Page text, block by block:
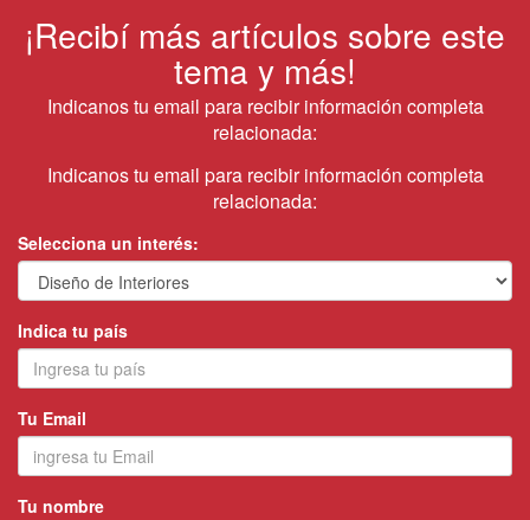
¡Recibí más artículos sobre este
tema y más!
Indicanos tu email para recibir información completa
relacionada:
Indicanos tu email para recibir información completa
relacionada:
Selecciona un interés:
Indica tu país
Tu Email
Tu nombre